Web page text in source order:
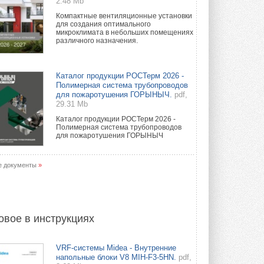
Компактные вентиляционные установки
для создания оптимального
микроклимата в небольших помещениях
различного назначения.
Каталог продукции РОСТерм 2026 -
Полимерная система трубопроводов
для пожаротушения ГОРЫНЫЧ.
pdf,
29.31 Mb
Каталог продукции РОСТерм 2026 -
Полимерная система трубопроводов
для пожаротушения ГОРЫНЫЧ
документы »
в инструкциях
VRF-системы Midea - Внутренние
напольные блоки V8 MIH-F3-5HN. pdf,